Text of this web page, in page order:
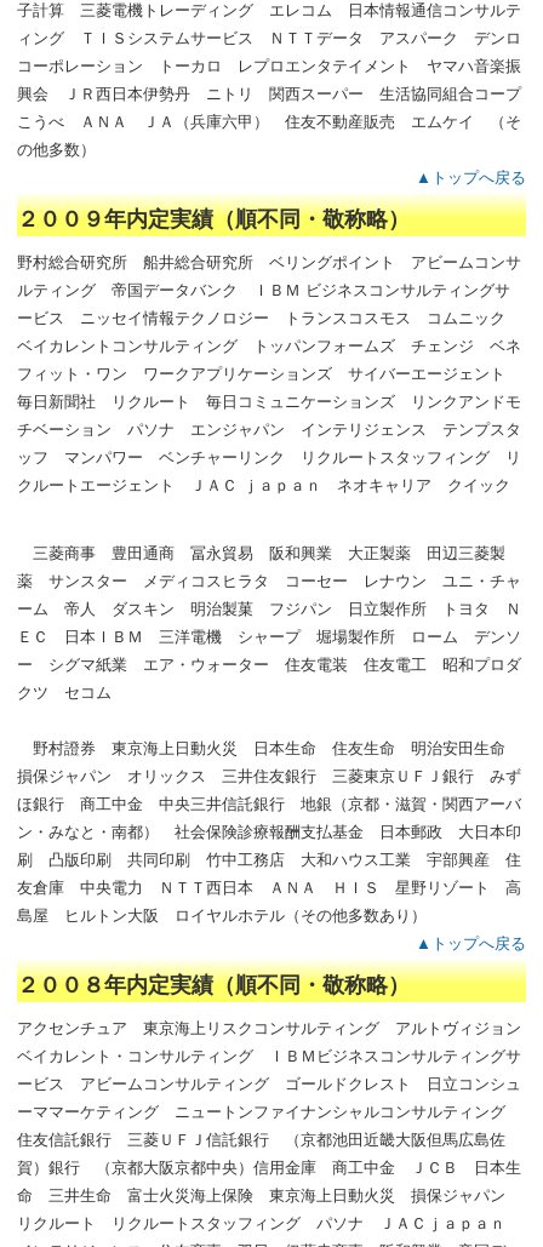
子計算 三菱電機トレーディング エレコム 日本情報通信コンサルテ
ィング ＴＩＳシステムサービス ＮＴＴデータ アスパーク デンロ
コーポレーション トーカロ レプロエンタテイメント ヤマハ音楽振
興会 ＪＲ西日本伊勢丹 ニトリ 関西スーパー 生活協同組合コープ
こうべ ＡＮＡ ＪＡ（兵庫六甲） 住友不動産販売 エムケイ （そ
の他多数）
▲トップへ戻る
２００９年内定実績（順不同・敬称略）
野村総合研究所 船井総合研究所 ベリングポイント アビームコンサ
ルティング 帝国データバンク ＩＢＭ ビジネスコンサルティングサ
ービス ニッセイ情報テクノロジー トランスコスモス コムニック
ベイカレントコンサルティング トッパンフォームズ チェンジ ベネ
フィット・ワン ワークアプリケーションズ サイバーエージェント
毎日新聞社 リクルート 毎日コミュニケーションズ リンクアンドモ
チベーション パソナ エンジャパン インテリジェンス テンプスタ
ッフ マンパワー ベンチャーリンク リクルートスタッフィング リ
クルートエージェント ＪＡＣ ｊａｐａｎ ネオキャリア クイック
三菱商事 豊田通商 冨永貿易 阪和興業 大正製薬 田辺三菱製
薬 サンスター メディコスヒラタ コーセー レナウン ユニ・チャ
ーム 帝人 ダスキン 明治製菓 フジパン 日立製作所 トヨタ Ｎ
ＥＣ 日本ＩＢＭ 三洋電機 シャープ 堀場製作所 ローム デンソ
ー シグマ紙業 エア・ウォーター 住友電装 住友電工 昭和プロダ
クツ セコム
野村證券 東京海上日動火災 日本生命 住友生命 明治安田生命
損保ジャパン オリックス 三井住友銀行 三菱東京ＵＦＪ銀行 みず
ほ銀行 商工中金 中央三井信託銀行 地銀（京都・滋賀・関西アーバ
ン・みなと・南都） 社会保険診療報酬支払基金 日本郵政 大日本印
刷 凸版印刷 共同印刷 竹中工務店 大和ハウス工業 宇部興産 住
友倉庫 中央電力 ＮＴＴ西日本 ＡＮＡ ＨＩＳ 星野リゾート 高
島屋 ヒルトン大阪 ロイヤルホテル（その他多数あり）
▲トップへ戻る
２００８年内定実績（順不同・敬称略）
アクセンチュア 東京海上リスクコンサルティング アルトヴィジョン
ベイカレント・コンサルティング ＩＢＭビジネスコンサルティングサ
ービス アビームコンサルティング ゴールドクレスト 日立コンシュ
ーママーケティング ニュートンファイナンシャルコンサルティング
住友信託銀行 三菱ＵＦＪ信託銀行 （京都池田近畿大阪但馬広島佐
賀）銀行 （京都大阪京都中央）信用金庫 商工中金 ＪＣＢ 日本生
命 三井生命 富士火災海上保険 東京海上日動火災 損保ジャパン
リクルート リクルートスタッフィング パソナ ＪＡＣｊａｐａｎ